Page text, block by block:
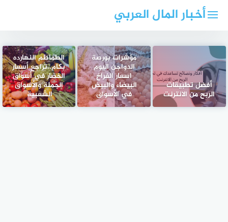
أخبار المال العربي
أفضل تطبيقات
الربح من الانترنت
مؤشرات بورصة
الدواجن اليوم
اسعار الفراخ
البيضاء والبيض
في الأسواق
الطماطم النهارده
بكام..تراجع أسعار
الخضار في أسواق
الجملة والأسواق
الشعبية